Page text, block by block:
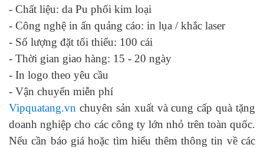
- Chất liệu: da Pu phối kim loại
- Công nghệ in ấn quảng cáo: in lụa / khắc laser
- Số lượng đặt tối thiểu: 100 cái
- Thời gian giao hàng: 1 5 - 20 ngày
- In logo theo yêu cầu
- Vận chuyển miễn phí
Vipquatang.vn chuyên sản xuất và cung cấp quà tặng
doanh nghiệp cho các công ty lớn nhỏ trên toàn quốc.
Nếu cần báo giá hoặc tìm hiểu thêm thông tin về các